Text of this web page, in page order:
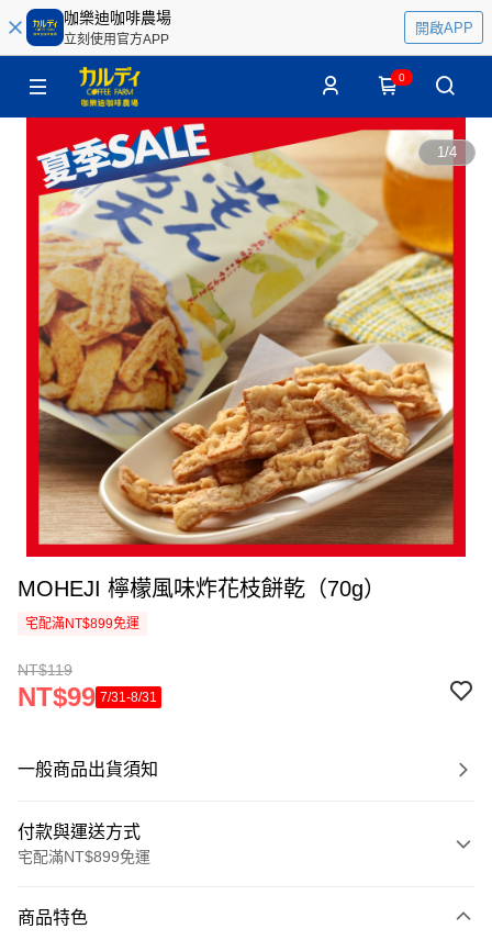
咖樂迪咖啡農場
立刻使用官方APP
開啟APP
0
1/4
MOHEJI 檸檬風味炸花枝餅乾（70g）
宅配滿NT$899免運
NT$119
NT$99 7/31-8/31
一般商品出貨須知
付款與運送方式
宅配滿NT$899免運
信用卡一次付款
商品特色